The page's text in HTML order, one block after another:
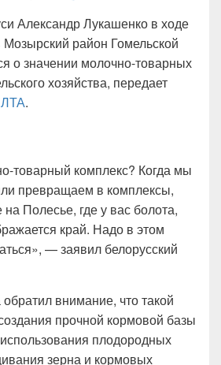
Александр Лукашенко в ходе
Мозырский район Гомельской
о значении молочно-товарных
хозяйства, передает
.
товарный комплекс? Когда мы
превращаем в комплексы,
на Полесье, где у вас болота,
край. Надо в этом
— заявил белорусский
обратил внимание, что такой
прочной кормовой базы
плодородных
зерна и кормовых